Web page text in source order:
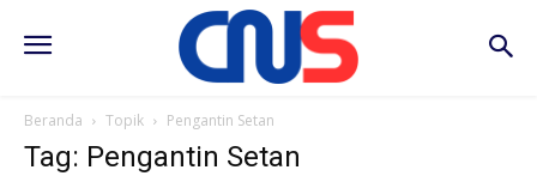
Beranda Topik Pengantin Setan
Tag: Pengantin Setan